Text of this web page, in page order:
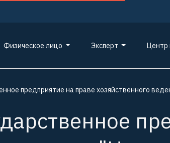
Физическое лицо Эксперт Центр
предприятие на праве хозяйственного